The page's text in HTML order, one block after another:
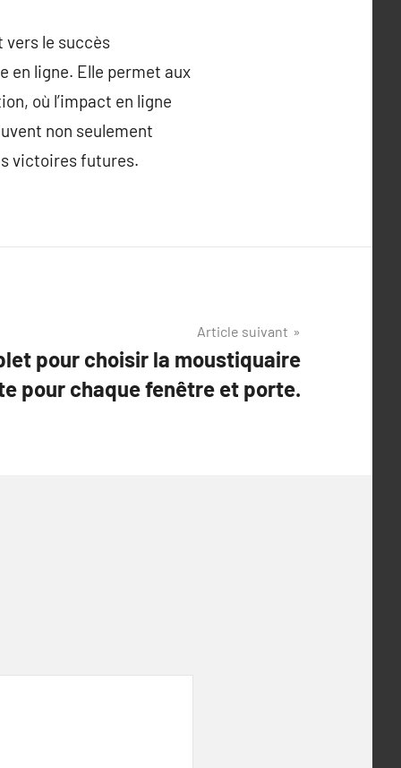
vers le succès
en ligne. Elle permet aux
où l’impact en ligne
non seulement
victoires futures.
Article suivant
pour choisir la moustiquaire
pour chaque fenêtre et porte.